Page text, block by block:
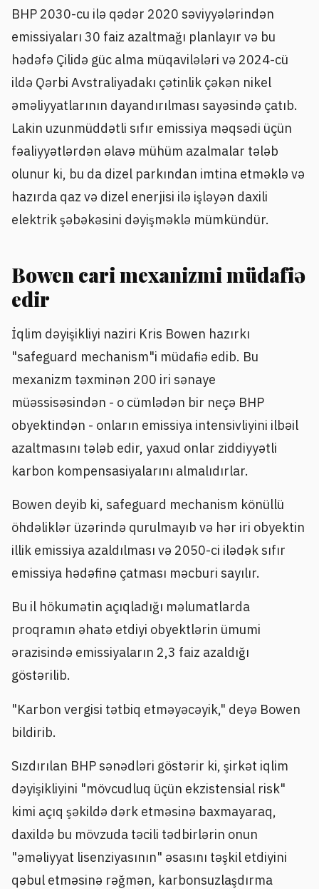
BHP 2030-cu ilə qədər 2020 səviyyələrindən
emissiyaları 30 faiz azaltmağı planlayır və bu
hədəfə Çilidə güc alma müqavilələri və 2024-cü
ildə Qərbi Avstraliyadakı çətinlik çəkən nikel
əməliyyatlarının dayandırılması sayəsində çatıb.
Lakin uzunmüddətli sıfır emissiya məqsədi üçün
fəaliyyətlərdən əlavə mühüm azalmalar tələb
olunur ki, bu da dizel parkından imtina etməklə və
hazırda qaz və dizel enerjisi ilə işləyən daxili
elektrik şəbəkəsini dəyişməklə mümkündür.
Bowen cari mexanizmi müdafiə
edir
İqlim dəyişikliyi naziri Kris Bowen hazırkı
"safeguard mechanism"i müdafiə edib. Bu
mexanizm təxminən 200 iri sənaye
müəssisəsindən - o cümlədən bir neçə BHP
obyektindən - onların emissiya intensivliyini ilbəil
azaltmasını tələb edir, yaxud onlar ziddiyyətli
karbon kompensasiyalarını almalıdırlar.
Bowen deyib ki, safeguard mechanism könüllü
öhdəliklər üzərində qurulmayıb və hər iri obyektin
illik emissiya azaldılması və 2050-ci ilədək sıfır
emissiya hədəfinə çatması məcburi sayılır.
Bu il hökumətin açıqladığı məlumatlarda
proqramın əhatə etdiyi obyektlərin ümumi
ərazisində emissiyaların 2,3 faiz azaldığı
göstərilib.
"Karbon vergisi tətbiq etməyəcəyik," deyə Bowen
bildirib.
Sızdırılan BHP sənədləri göstərir ki, şirkət iqlim
dəyişikliyini "mövcudluq üçün ekzistensial risk"
kimi açıq şəkildə dərk etməsinə baxmayaraq,
daxildə bu mövzuda təcili tədbirlərin onun
"əməliyyat lisenziyasının" əsasını təşkil etdiyini
qəbul etməsinə rəğmən, karbonsuzlaşdırma